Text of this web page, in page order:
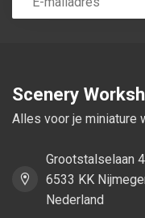
Scenery
Alles voor je miniature
Grootstalselaan
6533 KK
Nederland